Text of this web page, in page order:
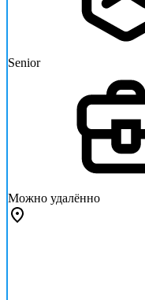
Senior
Можно удалённо